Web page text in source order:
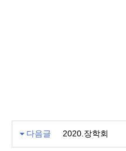
다음글 2020.장학회